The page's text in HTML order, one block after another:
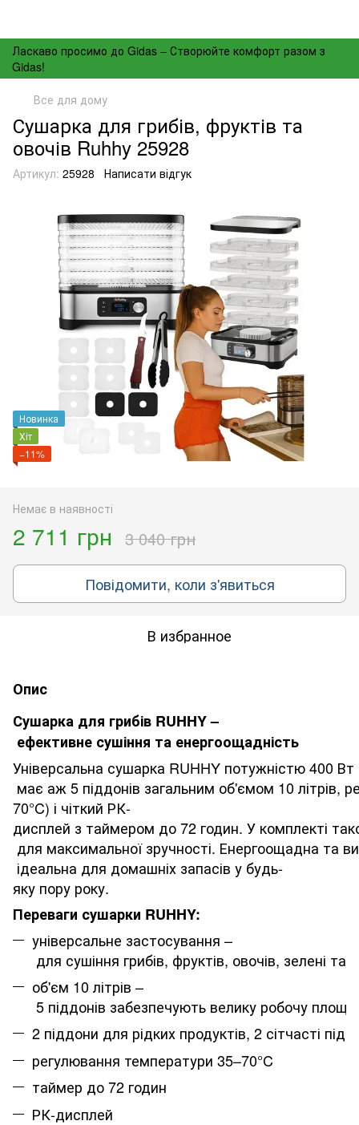
Ласкаво просимо до Gidas – Створюйте комфорт разом з
Gidas!
Все для дому
Сушарка для грибів, фруктів та
овочів Ruhhy 25928
Артикул: 25928 Написати відгук
Новинка
Хіт
−11%
Немає в наявності
2 711 грн 3 040 грн
Повідомити, коли з'явиться
В избранное
Опис
Сушарка для грибів RUHHY –
ефективне сушіння та енергоощадність
Універсальна сушарка RUHHY потужністю 400
має аж 5 піддонів загальним об'ємом 10 літрів,
70°C) і чіткий РК-
дисплей з таймером до 72 годин. У комплекті
для максимальної зручності. Енергоощадна та
ідеальна для домашніх запасів у будь-
яку пору року.
Переваги сушарки RUHHY:
універсальне застосування –
для сушіння грибів, фруктів, овочів, зелені та
об'єм 10 літрів –
5 піддонів забезпечують велику робочу площу
2 піддони для рідких продуктів, 2 сітчасті
регулювання температури 35–70°C
таймер до 72 годин
РК-дисплей